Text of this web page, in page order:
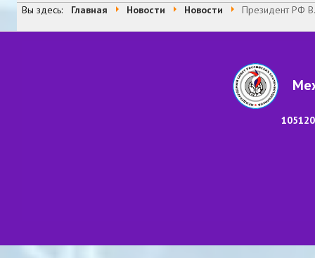
Вы здесь: Главная Новости Новости Президент РФ